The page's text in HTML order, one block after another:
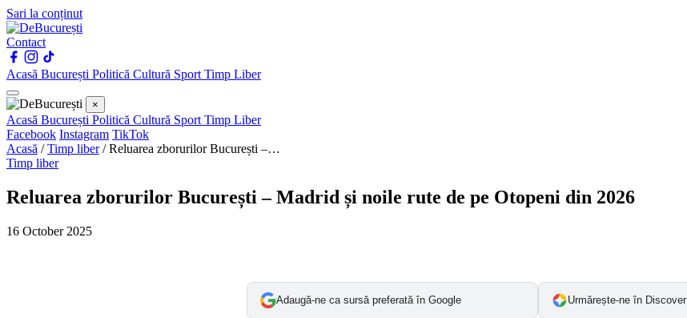
Sari la conținut
Contact
Acasă București Politică Cultură Sport Timp Liber
×
Acasă București Politică Cultură Sport Timp Liber
Facebook Instagram TikTok
Acasă /Timp liber /Reluarea zborurilor București –…
Timp liber
Reluarea zborurilor București – Madrid și noile rute de pe Otopeni din 2026
16 October 2025
Adaugă-ne ca sursă preferată în Google Urmărește-ne în Discover